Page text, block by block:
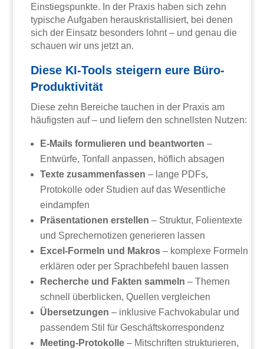
Einstiegspunkte. In der Praxis haben sich zehn
typische Aufgaben herauskristallisiert, bei denen
sich der Einsatz besonders lohnt – und genau die
schauen wir uns jetzt an.
Diese KI-Tools steigern eure Büro-
Produktivität
Diese zehn Bereiche tauchen in der Praxis am
häufigsten auf – und liefern den schnellsten Nutzen:
E-Mails formulieren und beantworten –
Entwürfe, Tonfall anpassen, höflich absagen
Texte zusammenfassen – lange PDFs,
Protokolle oder Studien auf das Wesentliche
eindampfen
Präsentationen erstellen – Struktur, Folientexte
und Sprechernotizen generieren lassen
Excel-Formeln und Makros – komplexe Formeln
erklären oder per Sprachbefehl bauen lassen
Recherche und Fakten sammeln – Themen
schnell überblicken, Quellen vergleichen
Übersetzungen – inklusive Fachvokabular und
passendem Stil für Geschäftskorrespondenz
Meeting-Protokolle – Mitschriften strukturieren,